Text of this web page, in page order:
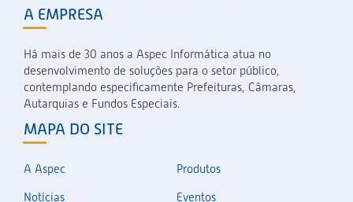
A EMPRESA
Há mais de 30 anos a Aspec Informática atua no
desenvolvimento de soluções para o setor público,
contemplando especificamente Prefeituras, Câmaras,
Autarquias e Fundos Especiais.
MAPA DO SITE
A Aspec
Produtos
Notícias
Eventos